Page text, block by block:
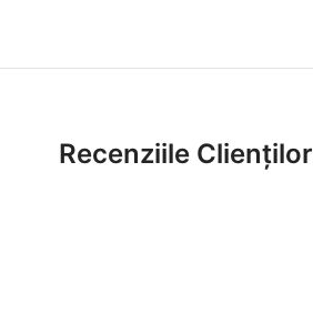
Recenziile Clienților